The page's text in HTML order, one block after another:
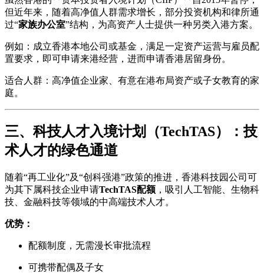
但近年来，随着高净值人群需求增长，部分投资机构和律所通
过“家族办公室”结构，为高资产人士提供一种另类入港方案。
例如：成立香港本地公司或基金，满足一定资产运营与雇员配
置要求，即可申请来港经营，进而申请香港居留身份。
适合人群：高净值企业家、有意在港布局资产或子女教育的家
庭。
三、科技人才入境计划（TechTAS）：技
术人才的绿色通道
随着“再工业化”及“创科强港”政策的推进，香港科技园公司可
为其下属科技企业申请TechTAS配额 ，吸引人工智能、生物科
技、金融科技等领域的中高端技术人才。
优势：
配额制度，无需漫长审批流程
可携带配偶及子女